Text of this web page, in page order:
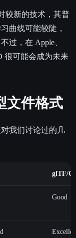
较新的技术，其普
曲线可能较陡，
过，在 Apple、
很可能会成为未来
文件格式
我们讨论过的几
glTF/
Good